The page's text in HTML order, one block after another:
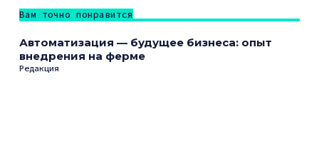
Вам точно понравится
Автоматизация — будущее бизнеса: опыт
внедрения на ферме
Редакция